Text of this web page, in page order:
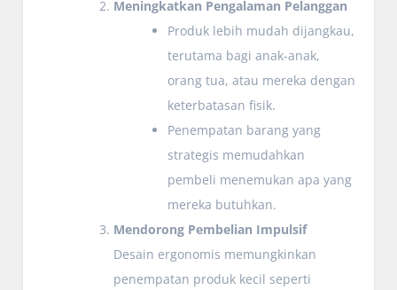
Meningkatkan Pengalaman Pelanggan
Produk lebih mudah dijangkau,
terutama bagi anak-anak,
orang tua, atau mereka dengan
keterbatasan fisik.
Penempatan barang yang
strategis memudahkan
pembeli menemukan apa yang
mereka butuhkan.
Mendorong Pembelian Impulsif
Desain ergonomis memungkinkan
penempatan produk kecil seperti